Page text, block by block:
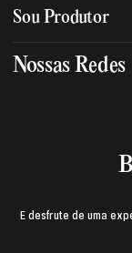
Política de privacidade
Assessoria de imprensa
Trabalhe na BD
Sou Produtor
Manual de mídia e da
Nossas Redes
E desfrute de uma